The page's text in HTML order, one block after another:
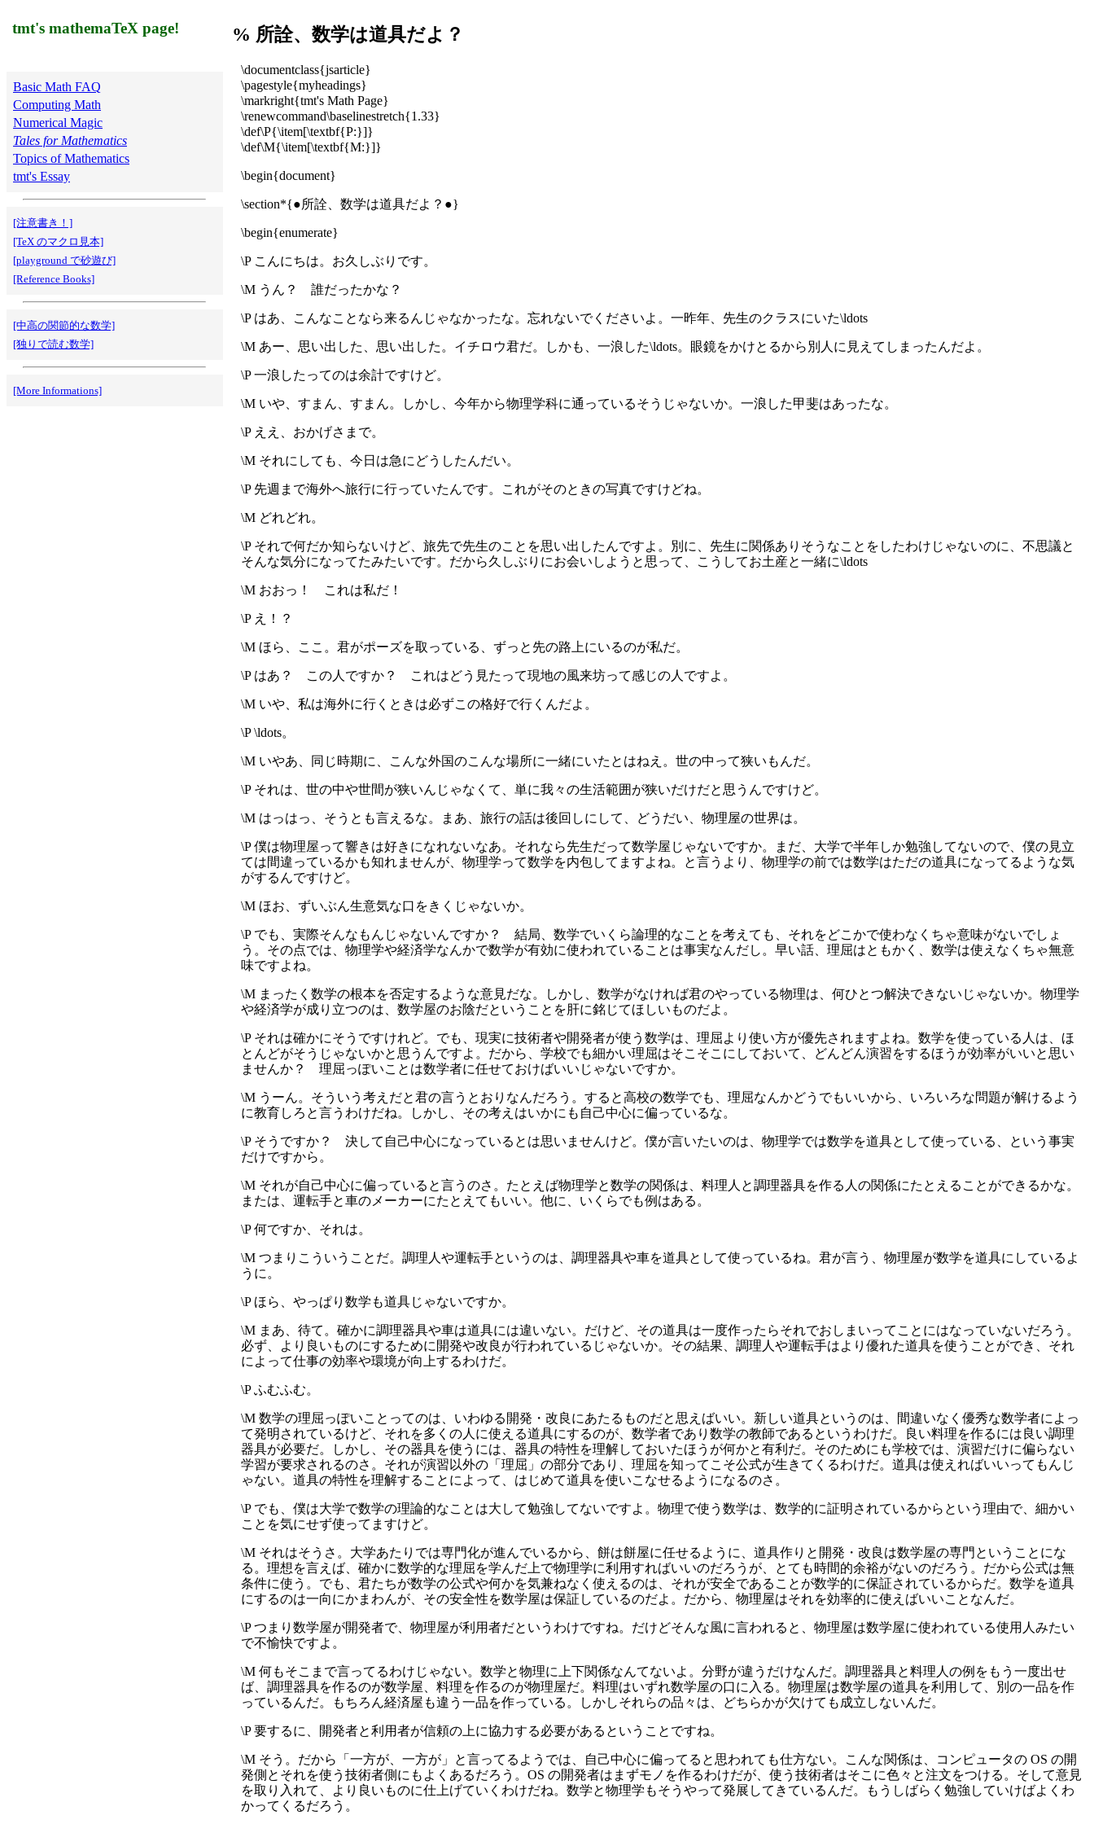
% 所詮、数学は道具だよ？
\documentclass{jsarticle}
\pagestyle{myheadings}
\markright{tmt's Math Page}
\renewcommand\baselinestretch{1.33}
\def\P{\item[\textbf{P:}]}
\def\M{\item[\textbf{M:}]}
\begin{document}
\section*{●所詮、数学は道具だよ？●}
\begin{enumerate}
\P こんにちは。お久しぶりです。
\M うん？ 誰だったかな？
\P はあ、こんなことなら来るんじゃなかったな。忘れないでくださいよ。一昨年、先生のクラスにいた\ldots
\M あー、思い出した、思い出した。イチロウ君だ。しかも、一浪した\ldots。眼鏡をかけとるから別人に見えてしまったんだよ。
\P 一浪したってのは余計ですけど。
\M いや、すまん、すまん。しかし、今年から物理学科に通っているそうじゃないか。一浪した甲斐はあったな。
\P ええ、おかげさまで。
\M それにしても、今日は急にどうしたんだい。
\P 先週まで海外へ旅行に行っていたんです。これがそのときの写真ですけどね。
\M どれどれ。
\P それで何だか知らないけど、旅先で先生のことを思い出したんですよ。別に、先生に関係ありそうなことをしたわけじゃないのに、不思議と
そんな気分になってたみたいです。だから久しぶりにお会いしようと思って、こうしてお土産と一緒に\ldots
\M おおっ！ これは私だ！
\P え！？
\M ほら、ここ。君がポーズを取っている、ずっと先の路上にいるのが私だ。
\P はあ？ この人ですか？ これはどう見たって現地の風来坊って感じの人ですよ。
\M いや、私は海外に行くときは必ずこの格好で行くんだよ。
\P \ldots。
\M いやあ、同じ時期に、こんな外国のこんな場所に一緒にいたとはねえ。世の中って狭いもんだ。
\P それは、世の中や世間が狭いんじゃなくて、単に我々の生活範囲が狭いだけだと思うんですけど。
\M はっはっ、そうとも言えるな。まあ、旅行の話は後回しにして、どうだい、物理屋の世界は。
\P 僕は物理屋って響きは好きになれないなあ。それなら先生だって数学屋じゃないですか。まだ、大学で半年しか勉強してないので、僕の見立
ては間違っているかも知れませんが、物理学って数学を内包してますよね。と言うより、物理学の前では数学はただの道具になってるような気
がするんですけど。
\M ほお、ずいぶん生意気な口をきくじゃないか。
\P でも、実際そんなもんじゃないんですか？ 結局、数学でいくら論理的なことを考えても、それをどこかで使わなくちゃ意味がないでしょ
う。その点では、物理学や経済学なんかで数学が有効に使われていることは事実なんだし。早い話、理屈はともかく、数学は使えなくちゃ無意
味ですよね。
\M まったく数学の根本を否定するような意見だな。しかし、数学がなければ君のやっている物理は、何ひとつ解決できないじゃないか。物理学
や経済学が成り立つのは、数学屋のお陰だということを肝に銘じてほしいものだよ。
\P それは確かにそうですけれど。でも、現実に技術者や開発者が使う数学は、理屈より使い方が優先されますよね。数学を使っている人は、ほ
とんどがそうじゃないかと思うんですよ。だから、学校でも細かい理屈はそこそこにしておいて、どんどん演習をするほうが効率がいいと思い
ませんか？ 理屈っぽいことは数学者に任せておけばいいじゃないですか。
\M うーん。そういう考えだと君の言うとおりなんだろう。すると高校の数学でも、理屈なんかどうでもいいから、いろいろな問題が解けるよう
に教育しろと言うわけだね。しかし、その考えはいかにも自己中心に偏っているな。
\P そうですか？ 決して自己中心になっているとは思いませんけど。僕が言いたいのは、物理学では数学を道具として使っている、という事実
だけですから。
\M それが自己中心に偏っていると言うのさ。たとえば物理学と数学の関係は、料理人と調理器具を作る人の関係にたとえることができるかな。
または、運転手と車のメーカーにたとえてもいい。他に、いくらでも例はある。
\P 何ですか、それは。
\M つまりこういうことだ。調理人や運転手というのは、調理器具や車を道具として使っているね。君が言う、物理屋が数学を道具にしているよ
うに。
\P ほら、やっぱり数学も道具じゃないですか。
\M まあ、待て。確かに調理器具や車は道具には違いない。だけど、その道具は一度作ったらそれでおしまいってことにはなっていないだろう。
必ず、より良いものにするために開発や改良が行われているじゃないか。その結果、調理人や運転手はより優れた道具を使うことができ、それ
によって仕事の効率や環境が向上するわけだ。
\P ふむふむ。
\M 数学の理屈っぽいことってのは、いわゆる開発・改良にあたるものだと思えばいい。新しい道具というのは、間違いなく優秀な数学者によっ
て発明されているけど、それを多くの人に使える道具にするのが、数学者であり数学の教師であるというわけだ。良い料理を作るには良い調理
器具が必要だ。しかし、その器具を使うには、器具の特性を理解しておいたほうが何かと有利だ。そのためにも学校では、演習だけに偏らない
学習が要求されるのさ。それが演習以外の「理屈」の部分であり、理屈を知ってこそ公式が生きてくるわけだ。道具は使えればいいってもんじ
ゃない。道具の特性を理解することによって、はじめて道具を使いこなせるようになるのさ。
\P でも、僕は大学で数学の理論的なことは大して勉強してないですよ。物理で使う数学は、数学的に証明されているからという理由で、細かい
ことを気にせず使ってますけど。
\M それはそうさ。大学あたりでは専門化が進んでいるから、餅は餅屋に任せるように、道具作りと開発・改良は数学屋の専門ということにな
る。理想を言えば、確かに数学的な理屈を学んだ上で物理学に利用すればいいのだろうが、とても時間的余裕がないのだろう。だから公式は無
条件に使う。でも、君たちが数学の公式や何かを気兼ねなく使えるのは、それが安全であることが数学的に保証されているからだ。数学を道具
にするのは一向にかまわんが、その安全性を数学屋は保証しているのだよ。だから、物理屋はそれを効率的に使えばいいことなんだ。
\P つまり数学屋が開発者で、物理屋が利用者だというわけですね。だけどそんな風に言われると、物理屋は数学屋に使われている使用人みたい
で不愉快ですよ。
\M 何もそこまで言ってるわけじゃない。数学と物理に上下関係なんてないよ。分野が違うだけなんだ。調理器具と料理人の例をもう一度出せ
ば、調理器具を作るのが数学屋、料理を作るのが物理屋だ。料理はいずれ数学屋の口に入る。物理屋は数学屋の道具を利用して、別の一品を作
っているんだ。もちろん経済屋も違う一品を作っている。しかしそれらの品々は、どちらかが欠けても成立しないんだ。
\P 要するに、開発者と利用者が信頼の上に協力する必要があるということですね。
\M そう。だから「一方が、一方が」と言ってるようでは、自己中心に偏ってると思われても仕方ない。こんな関係は、コンピュータの OS の開
発側とそれを使う技術者側にもよくあるだろう。OS の開発者はまずモノを作るわけだが、使う技術者はそこに色々と注文をつける。そして意見
を取り入れて、より良いものに仕上げていくわけだね。数学と物理学もそうやって発展してきているんだ。もうしばらく勉強していけばよくわ
かってくるだろう。
tmt's mathemaTeX page!
Basic Math FAQ
Computing Math
Numerical Magic
Tales for Mathematics
Topics of Mathematics
tmt's Essay
[注意書き！]
[TeX のマクロ見本]
[playground で砂遊び]
[Reference Books]
[中高の関節的な数学]
[独りで読む数学]
[More Informations]